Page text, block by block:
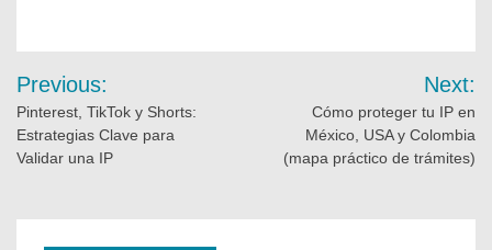
Previous:
Pinterest, TikTok y Shorts:
Estrategias Clave para
Validar una IP
Next:
Cómo proteger tu IP en
México, USA y Colombia
(mapa práctico de trámites)